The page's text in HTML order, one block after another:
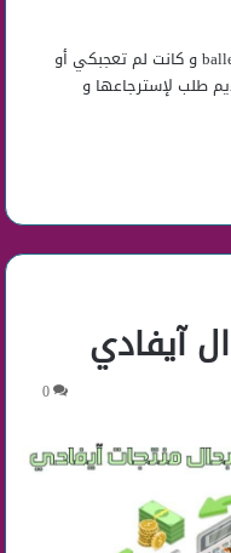
بعد شرائك ِ لأحد منتجات balleh و كانت لم تعجبكي أو
طلب لإسترجاعها و
آيفادي
0